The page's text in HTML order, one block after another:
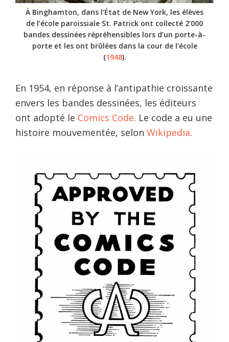
À Binghamton, dans l’État de New York, les élèves
de l’école paroissiale St. Patrick ont collecté 2’000
bandes dessinées répréhensibles lors d’un porte-à-
porte et les ont brûlées dans la cour de l’école
(1948).
En 1954, en réponse à l’antipathie croissante
envers les bandes dessinées, les éditeurs
ont adopté le Comics Code. Le code a eu une
histoire mouvementée, selon Wikipedia.